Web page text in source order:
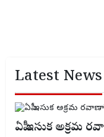
Latest News
ఏపీ ఇసుక అక్రమ